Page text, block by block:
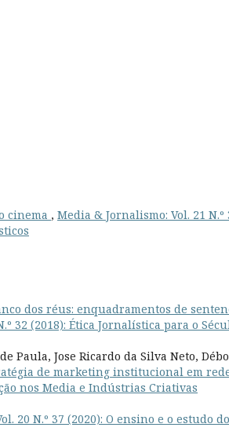
cinema , Media & Jornalismo: Vol. 21 N.º
dos réus: enquadramentos de
32 (2018): Ética Jornalística para o
Paula, Jose Ricardo da Silva Neto,
de marketing institucional em
nos Media e Indústrias Criativas
20 N.º 37 (2020): O ensino e o estudo